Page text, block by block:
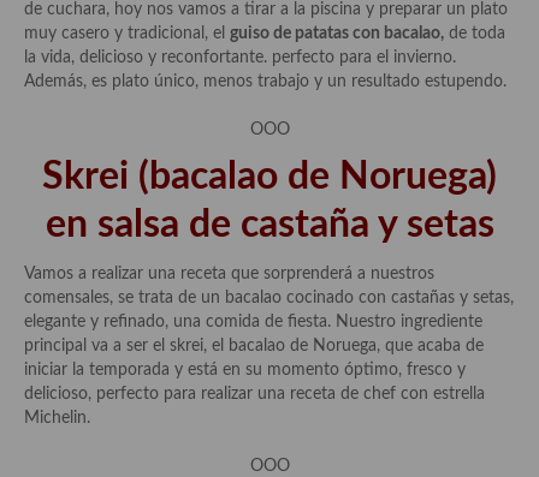
de cuchara, hoy nos vamos a tirar a la piscina y preparar un plato
muy casero y tradicional, el guiso de patatas con bacalao, de toda
la vida, delicioso y reconfortante. perfecto para el invierno.
Además, es plato único, menos trabajo y un resultado estupendo.
OOO
Skrei (bacalao de Noruega)
en salsa de castaña y setas
Vamos a realizar una receta que sorprenderá a nuestros
comensales, se trata de un bacalao cocinado con castañas y setas,
elegante y refinado, una comida de fiesta. Nuestro ingrediente
principal va a ser el skrei, el bacalao de Noruega, que acaba de
iniciar la temporada y está en su momento óptimo, fresco y
delicioso, perfecto para realizar una receta de chef con estrella
Michelin.
OOO